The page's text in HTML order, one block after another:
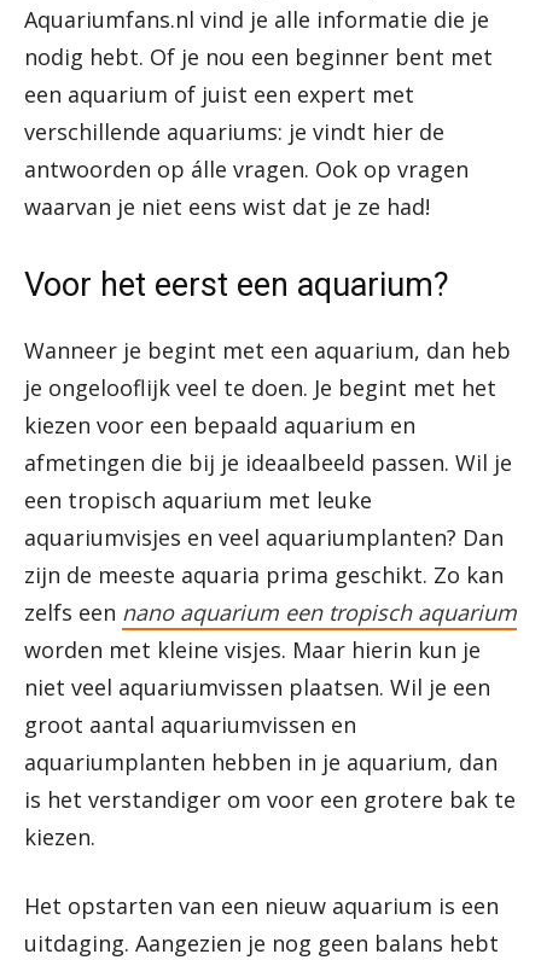
Aquariumfans.nl vind je alle informatie die je
nodig hebt. Of je nou een beginner bent met
een aquarium of juist een expert met
verschillende aquariums: je vindt hier de
antwoorden op álle vragen. Ook op vragen
waarvan je niet eens wist dat je ze had!
Voor het eerst een aquarium?
Wanneer je begint met een aquarium, dan heb
je ongelooflijk veel te doen. Je begint met het
kiezen voor een bepaald aquarium en
afmetingen die bij je ideaalbeeld passen. Wil je
een tropisch aquarium met leuke
aquariumvisjes en veel aquariumplanten? Dan
zijn de meeste aquaria prima geschikt. Zo kan
zelfs een nano aquarium een tropisch aquarium
worden met kleine visjes. Maar hierin kun je
niet veel aquariumvissen plaatsen. Wil je een
groot aantal aquariumvissen en
aquariumplanten hebben in je aquarium, dan
is het verstandiger om voor een grotere bak te
kiezen.
Het opstarten van een nieuw aquarium is een
uitdaging. Aangezien je nog geen balans hebt